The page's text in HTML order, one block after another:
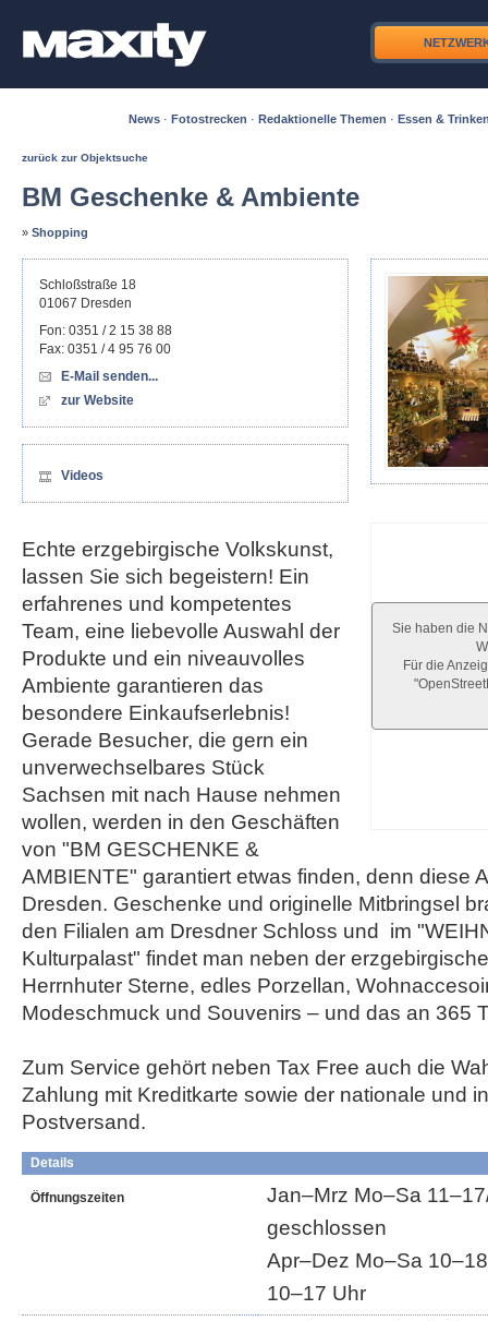
News · Fotostrecken · Redaktionelle Themen · Essen &
zurück zur Objektsuche
BM Geschenke & Ambiente
» Shopping
Sie haben die
Für die
Schloßstraße 18
01067 Dresden
Fon: 0351 / 2 15 38 88
Fax: 0351 / 4 95 76 00
E-Mail senden...
zur Website
Videos
Echte erzgebirgische Volkskunst,
lassen Sie sich begeistern! Ein
erfahrenes und kompetentes
Team, eine liebevolle Auswahl der
Produkte und ein niveauvolles
Ambiente garantieren das
besondere Einkaufserlebnis!
Gerade Besucher, die gern ein
unverwechselbares Stück
Sachsen mit nach Hause nehmen
wollen, werden in den Geschäften
von "BM GESCHENKE &
AMBIENTE" garantiert etwas finden, denn diese
Dresden. Geschenke und originelle Mitbringsel
den Filialen am Dresdner Schloss und im
Kulturpalast" findet man neben der
Herrnhuter Sterne, edles Porzellan,
Modeschmuck und Souvenirs – und das an 365
Zum Service gehört neben Tax Free auch die
Zahlung mit Kreditkarte sowie der nationale und
Postversand.
Details
Öffnungszeiten
Jan–Mrz Mo–Sa
geschlossen
Apr–Dez Mo–Sa
10–17 Uhr